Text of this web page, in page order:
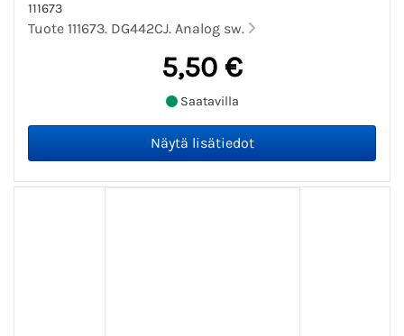
111673
Tuote 111673. DG442CJ. Analog sw.
5,50 €
Saatavilla